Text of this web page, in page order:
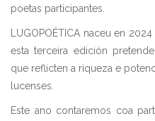
poetas participantes.
LUGOPOÉTICA naceu en
esta terceira edición
que reflicten a riqueza e
lucenses.
Este ano contaremos coa